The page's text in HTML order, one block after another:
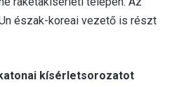
észak-koreai vezető is részt
kísérletsorozatot